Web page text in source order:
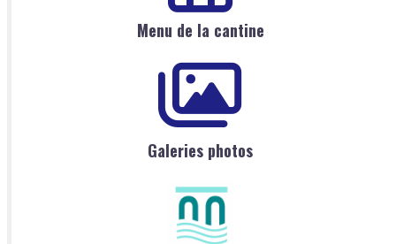
Menu de la cantine
Galeries photos